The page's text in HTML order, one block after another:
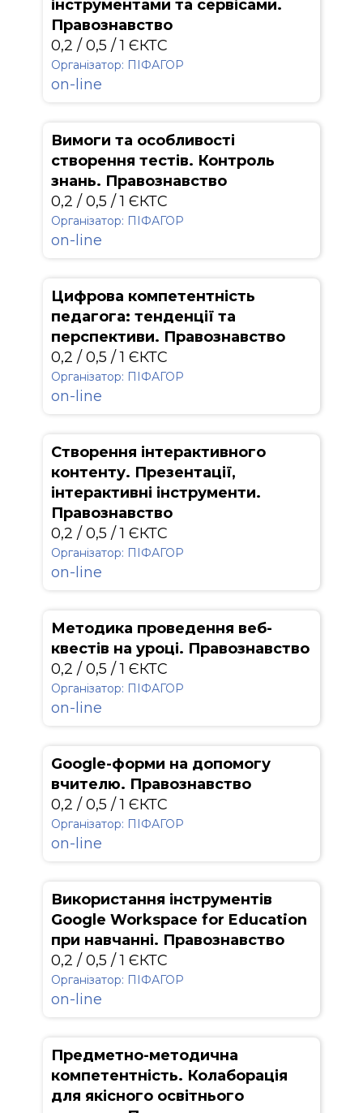
інструментами та сервісами.
Правознавство
0,2 / 0,5 / 1 ЄКТС
Організатор: ПІФАГОР
on-line
Вимоги та особливості
створення тестів. Контроль
знань. Правознавство
0,2 / 0,5 / 1 ЄКТС
Організатор: ПІФАГОР
on-line
Цифрова компетентність
педагога: тенденції та
перспективи. Правознавство
0,2 / 0,5 / 1 ЄКТС
Організатор: ПІФАГОР
on-line
Створення інтерактивного
контенту. Презентації,
інтерактивні інструменти.
Правознавство
0,2 / 0,5 / 1 ЄКТС
Організатор: ПІФАГОР
on-line
Методика проведення веб-
квестів на уроці. Правознавство
0,2 / 0,5 / 1 ЄКТС
Організатор: ПІФАГОР
on-line
Google-форми на допомогу
вчителю. Правознавство
0,2 / 0,5 / 1 ЄКТС
Організатор: ПІФАГОР
on-line
Використання інструментів
Google Workspace for Education
при навчанні. Правознавство
0,2 / 0,5 / 1 ЄКТС
Організатор: ПІФАГОР
on-line
Предметно-методична
компетентність. Колаборація
для якісного освітнього